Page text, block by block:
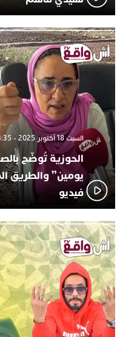
السبت 18 أكتوبر 2025 - 14:35
الحوزية تُوضّح
يومين” والطريق
فيديو